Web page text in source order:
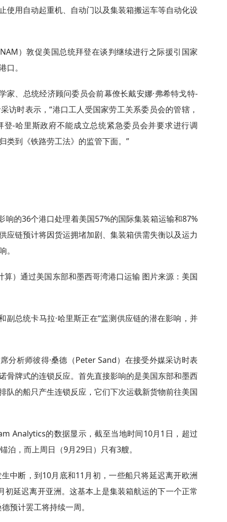
使用自动起重机、自动门以及集装箱搬运车等自动化设
）敦促美国总统拜登在谈判继续进行之际援引国家
口。
家、总统经济顾问委员会前幕僚长戴安娜·弗希特戈特-
访时表示，“港口工人受国家劳工关系委员会的管辖，
-哈里斯政府不能成立总统紧急委员会并要求进行调
类到《铁路劳工法》的监管下面。”
响的36个港口处理着美国57%的国际集装箱运输和87%
应链预计将因货运拥堵加剧、集装箱供需失衡以及运力
算）通过美国东部和墨西哥湾港口运输 图片来源：美国
副总统卡马拉·哈里斯正在“监测供应链的潜在影响，并
分析师彼得·桑德（Peter Sand）在接受外媒采访时表
骨牌式的连锁反应。首先直接影响的是美国东部和墨西
队的船只产生连锁反应，它们下次运载新货物前往美国
Analytics的数据显示，截至当地时间10月1日，超过
泊，而上周日（9月29日）只有3艘。
中断，到10月底和11月初，一些船只将延迟离开欧洲
初延迟离开亚洲。这基本上是集装箱航运的下一个正常
预计罢工将持续一周。